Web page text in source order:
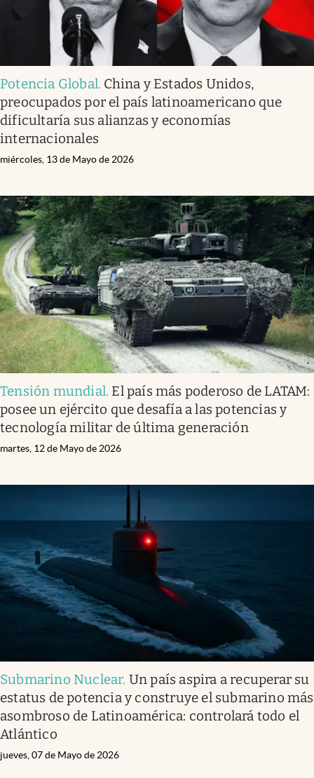
Potencia Global. China y Estados Unidos,
preocupados por el país latinoamericano que
dificultaría sus alianzas y economías
internacionales
miércoles, 13 de Mayo de 2026
Tensión mundial. El país más poderoso de LATAM:
posee un ejército que desafía a las potencias y
tecnología militar de última generación
martes, 12 de Mayo de 2026
Submarino Nuclear. Un país aspira a recuperar su
estatus de potencia y construye el submarino más
asombroso de Latinoamérica: controlará todo el
Atlántico
jueves, 07 de Mayo de 2026